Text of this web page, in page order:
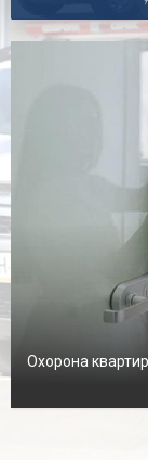
Охорона квартир